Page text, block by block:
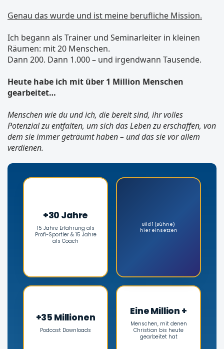
Genau das wurde und ist meine berufliche Mission.
Ich begann als Trainer und Seminarleiter in kleinen
Räumen: mit 20 Menschen.
Dann 200. Dann 1.000 – und irgendwann Tausende.
Heute habe ich mit über 1 Million Menschen
gearbeitet…
Menschen wie du und ich, die bereit sind, ihr volles
Potenzial zu entfalten, um sich das Leben zu erschaffen, von
dem sie immer geträumt haben – und das sie vor allem
verdienen.
+30 Jahre
15 Jahre Erfahrung als
Profi-Sportler & 15 Jahre
als Coach
+35 Millionen
Podcast Downloads
Eine Million +
Menschen, mit denen
Christian bis heute
gearbeitet hat
Bild 1 (Bühne)
hier einsetzen